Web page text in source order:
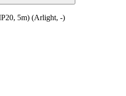
5m) (Arlight, -)